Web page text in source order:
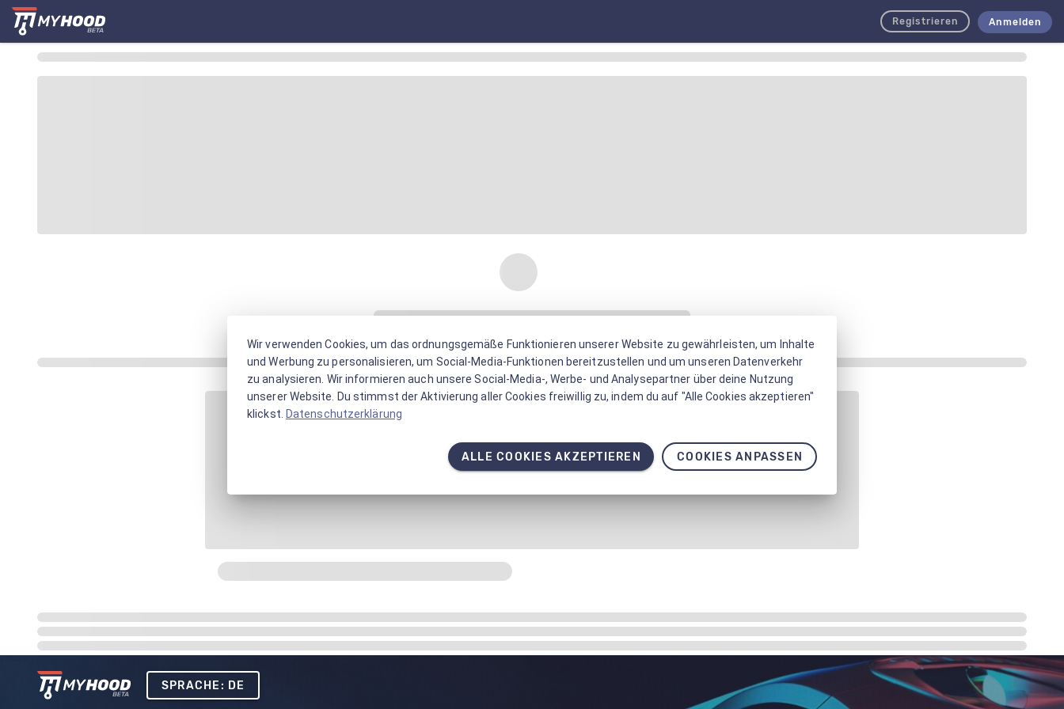
Registrieren Anmelden
SPRACHE: DE
Wir verwenden Cookies, um das ordnungsgemäße Funktionieren unserer Website zu gewährleisten, um Inhalte
und Werbung zu personalisieren, um Social-Media-Funktionen bereitzustellen und um unseren Datenverkehr
zu analysieren. Wir informieren auch unsere Social-Media-, Werbe- und Analysepartner über deine Nutzung
unserer Website. Du stimmst der Aktivierung aller Cookies freiwillig zu, indem du auf "Alle Cookies akzeptieren"
klickst. Datenschutzerklärung
ALLE COOKIES AKZEPTIEREN COOKIES ANPASSEN